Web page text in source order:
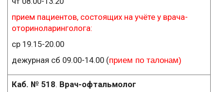
прием пациентов, состоящих на учёте у врача-
оториноларинголога:
ср 19.15-20.00
дежурная сб 09.00-14.00 (прием по талонам)
Каб. № 518. Врач-офтальмолог